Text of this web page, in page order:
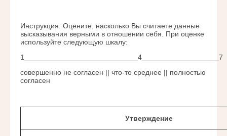
Инструкция. Оцените, насколько Вы считаете данные
высказывания верными в отношении себя. При оценке
используйте следующую шкалу:
1____________________________4___________________7
совершенно не согласен || что-то среднее || полностью
согласен
Утверждение